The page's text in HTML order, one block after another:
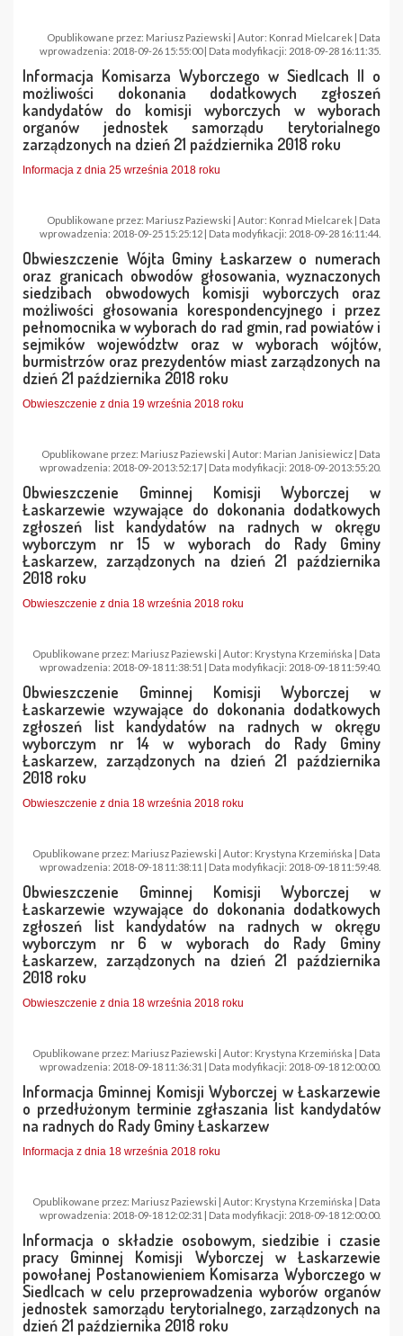
Opublikowane przez: Mariusz Paziewski | Autor: Konrad Mielcarek | Data
wprowadzenia: 2018-09-26 15:55:00 | Data modyfikacji: 2018-09-28 16:11:35.
Informacja Komisarza Wyborczego w Siedlcach II o
możliwości dokonania dodatkowych zgłoszeń
kandydatów do komisji wyborczych w wyborach
organów jednostek samorządu terytorialnego
zarządzonych na dzień 21 października 2018 roku
Informacja z dnia 25 września 2018 roku
Opublikowane przez: Mariusz Paziewski | Autor: Konrad Mielcarek | Data
wprowadzenia: 2018-09-25 15:25:12 | Data modyfikacji: 2018-09-28 16:11:44.
Obwieszczenie Wójta Gminy Łaskarzew o numerach
oraz granicach obwodów głosowania, wyznaczonych
siedzibach obwodowych komisji wyborczych oraz
możliwości głosowania korespondencyjnego i przez
pełnomocnika w wyborach do rad gmin, rad powiatów i
sejmików województw oraz w wyborach wójtów,
burmistrzów oraz prezydentów miast zarządzonych na
dzień 21 października 2018 roku
Obwieszczenie z dnia 19 września 2018 roku
Opublikowane przez: Mariusz Paziewski | Autor: Marian Janisiewicz | Data
wprowadzenia: 2018-09-20 13:52:17 | Data modyfikacji: 2018-09-20 13:55:20.
Obwieszczenie Gminnej Komisji Wyborczej w
Łaskarzewie wzywające do dokonania dodatkowych
zgłoszeń list kandydatów na radnych w okręgu
wyborczym nr 15 w wyborach do Rady Gminy
Łaskarzew, zarządzonych na dzień 21 października
2018 roku
Obwieszczenie z dnia 18 września 2018 roku
Opublikowane przez: Mariusz Paziewski | Autor: Krystyna Krzemińska | Data
wprowadzenia: 2018-09-18 11:38:51 | Data modyfikacji: 2018-09-18 11:59:40.
Obwieszczenie Gminnej Komisji Wyborczej w
Łaskarzewie wzywające do dokonania dodatkowych
zgłoszeń list kandydatów na radnych w okręgu
wyborczym nr 14 w wyborach do Rady Gminy
Łaskarzew, zarządzonych na dzień 21 października
2018 roku
Obwieszczenie z dnia 18 września 2018 roku
Opublikowane przez: Mariusz Paziewski | Autor: Krystyna Krzemińska | Data
wprowadzenia: 2018-09-18 11:38:11 | Data modyfikacji: 2018-09-18 11:59:48.
Obwieszczenie Gminnej Komisji Wyborczej w
Łaskarzewie wzywające do dokonania dodatkowych
zgłoszeń list kandydatów na radnych w okręgu
wyborczym nr 6 w wyborach do Rady Gminy
Łaskarzew, zarządzonych na dzień 21 października
2018 roku
Obwieszczenie z dnia 18 września 2018 roku
Opublikowane przez: Mariusz Paziewski | Autor: Krystyna Krzemińska | Data
wprowadzenia: 2018-09-18 11:36:31 | Data modyfikacji: 2018-09-18 12:00:00.
Informacja Gminnej Komisji Wyborczej w Łaskarzewie
o przedłużonym terminie zgłaszania list kandydatów
na radnych do Rady Gminy Łaskarzew
Informacja z dnia 18 września 2018 roku
Opublikowane przez: Mariusz Paziewski | Autor: Krystyna Krzemińska | Data
wprowadzenia: 2018-09-18 12:02:31 | Data modyfikacji: 2018-09-18 12:00:00.
Informacja o składzie osobowym, siedzibie i czasie
pracy Gminnej Komisji Wyborczej w Łaskarzewie
powołanej Postanowieniem Komisarza Wyborczego w
Siedlcach w celu przeprowadzenia wyborów organów
jednostek samorządu terytorialnego, zarządzonych na
dzień 21 października 2018 roku